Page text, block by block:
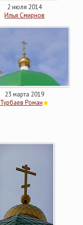
2 июля 2014
Илья Смирнов
23 марта 2019
Турбаев Роман